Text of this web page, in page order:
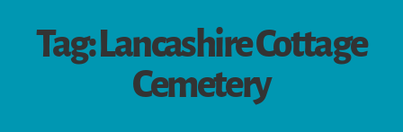
Tag: Lancashire Cottage
Cemetery